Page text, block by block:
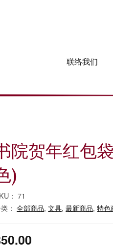
联络我们
院贺年红包
)
：71
类：全部商品,文具,最新商品,特色
50.00